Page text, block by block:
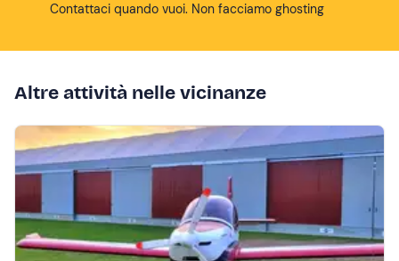
Contattaci quando vuoi. Non facciamo ghosting
Altre attività nelle vicinanze